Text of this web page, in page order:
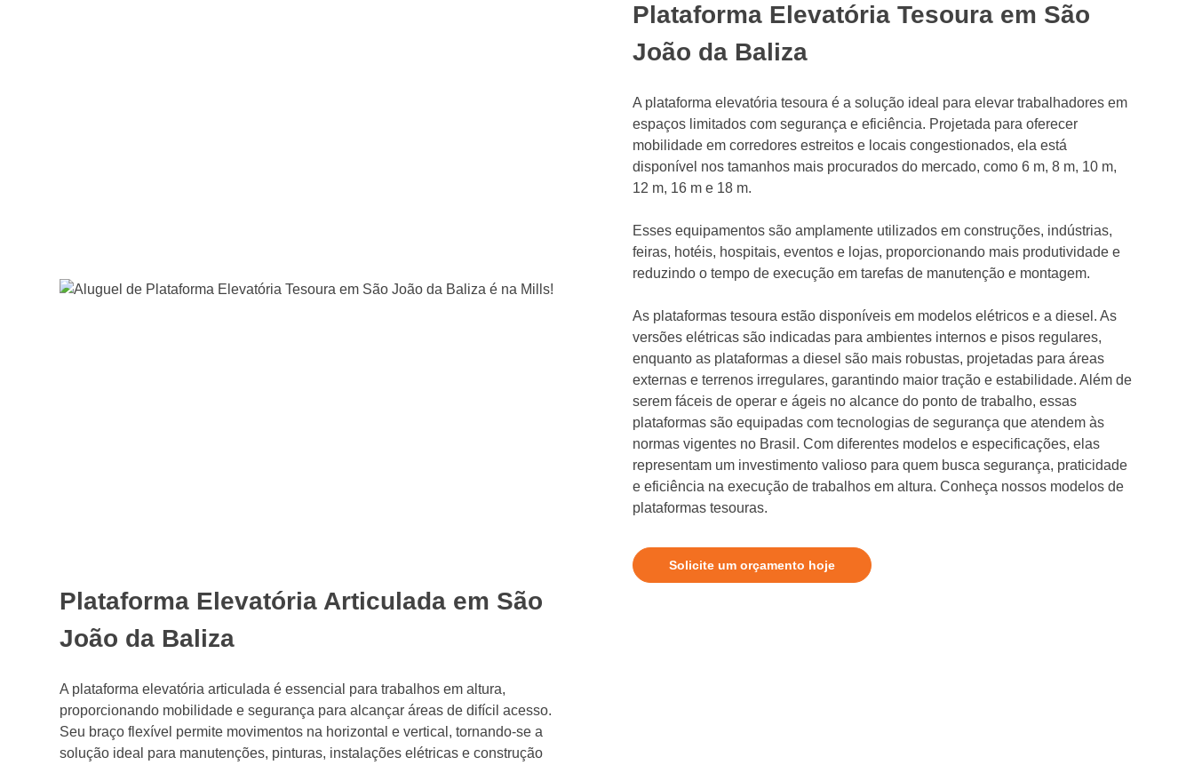
Plataforma Elevatória Tesoura em São
João da Baliza
A plataforma elevatória tesoura é a solução ideal para elevar trabalhadores em
espaços limitados com segurança e eficiência. Projetada para oferecer
mobilidade em corredores estreitos e locais congestionados, ela está
disponível nos tamanhos mais procurados do mercado, como 6 m, 8 m, 10 m,
12 m, 16 m e 18 m.
Esses equipamentos são amplamente utilizados em construções, indústrias,
feiras, hotéis, hospitais, eventos e lojas, proporcionando mais produtividade e
reduzindo o tempo de execução em tarefas de manutenção e montagem.
As plataformas tesoura estão disponíveis em modelos elétricos e a diesel. As
versões elétricas são indicadas para ambientes internos e pisos regulares,
enquanto as plataformas a diesel são mais robustas, projetadas para áreas
externas e terrenos irregulares, garantindo maior tração e estabilidade. Além de
serem fáceis de operar e ágeis no alcance do ponto de trabalho, essas
plataformas são equipadas com tecnologias de segurança que atendem às
normas vigentes no Brasil. Com diferentes modelos e especificações, elas
representam um investimento valioso para quem busca segurança, praticidade
e eficiência na execução de trabalhos em altura. Conheça nossos modelos de
plataformas tesouras.
Solicite um orçamento hoje
Plataforma Elevatória Articulada em São
João da Baliza
A plataforma elevatória articulada é essencial para trabalhos em altura,
proporcionando mobilidade e segurança para alcançar áreas de difícil acesso.
Seu braço flexível permite movimentos na horizontal e vertical, tornando-se a
solução ideal para manutenções, pinturas, instalações elétricas e construção